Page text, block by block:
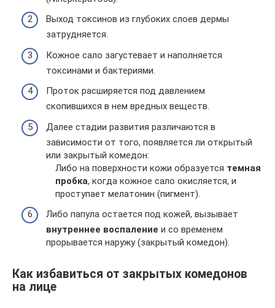
Выход токсинов из глубоких слоев дермы
затрудняется.
Кожное сало загустевает и наполняется
токсинами и бактериями.
Проток расширяется под давлением
скопившихся в нем вредных веществ.
Далее стадии развития различаются в
зависимости от того, появляется ли открытый
или закрытый комедон:
Либо на поверхности кожи образуется темная
пробка, когда кожное сало окисляется, и
проступает мелатонин (пигмент).
Либо папула остается под кожей, вызывает
внутреннее воспаление и со временем
прорывается наружу (закрытый комедон).
Как избавиться от закрытых комедонов
на лице